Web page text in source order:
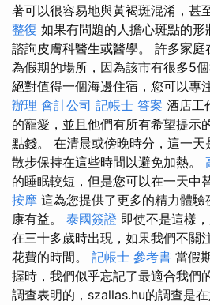
著可以很容易地與黃褐斑混淆，甚
整復 如果有問題的人擔心斑點的
諮詢皮膚科醫生或醫學。 許多家
為假期的場所，因為該市有很多5
絕對值得一個海邊住宿，您可以專
辦理 會計公司 記帳士 答案 酒店工
的寵愛，並且他們有所有希望提示
點錢。 在清晨或傍晚時分，這一
散步保持在這些時間以避免加熱。
的睡眠較短，但是您可以在一天中
按摩 這為您提供了更多的精力體
康有益。 泰國簽證 即使不是這樣
在三十多歲時出現，如果我們不關
花費的時間。 記帳士 參考書 當假
握時，我們似乎忘記了最適合我們
調查表明的，szallas.hu的調查是